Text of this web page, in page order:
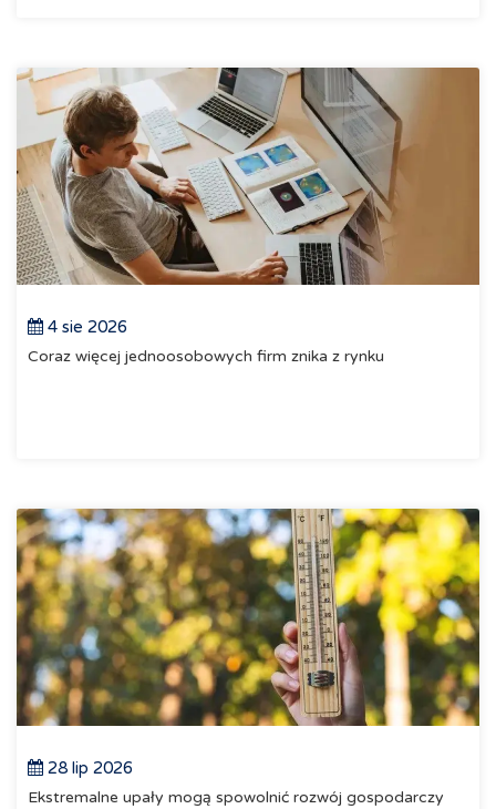
4 sie 2026
Coraz więcej jednoosobowych firm znika z rynku
28 lip 2026
Ekstremalne upały mogą spowolnić rozwój gospodarczy